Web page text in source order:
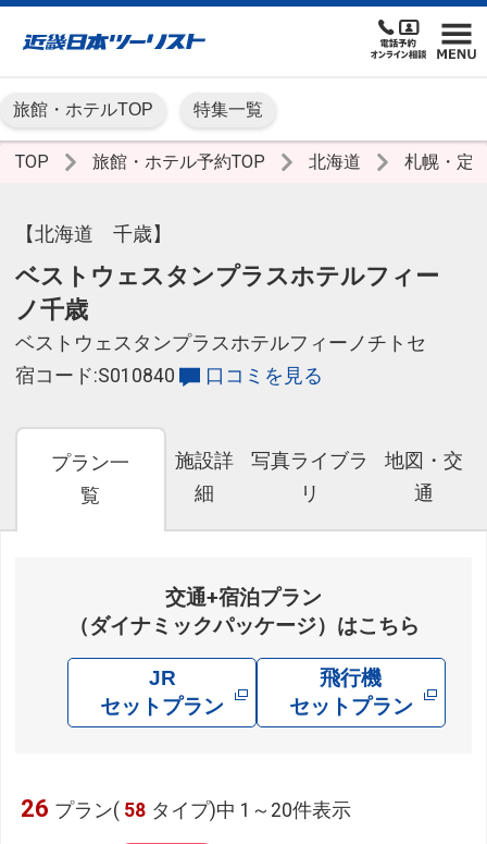
旅館・ホテルTOP 特集一覧
TOP 旅館・ホテル予約TOP 北海道 札幌・定
【北海道 千歳】
ベストウェスタンプラスホテルフィー
ノ千歳
ベストウェスタンプラスホテルフィーノチトセ
宿コード:S010840
口コミを見る
プラン一
覧
施設詳
細
写真ライブラ
リ
地図・交
通
交通+宿泊プラン
（ダイナミックパッケージ）はこちら
JR
セットプラン
飛行機
セットプラン
26 プラン( 58 タイプ)中 1～20件表示